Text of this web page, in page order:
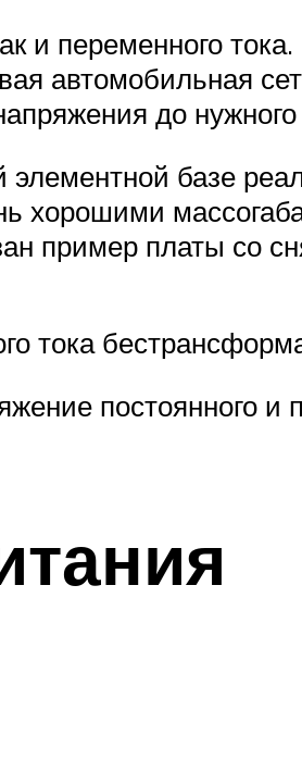
и переменного
автомобильная
до
базе
хорошими
пример платы со
тока
постоянного и